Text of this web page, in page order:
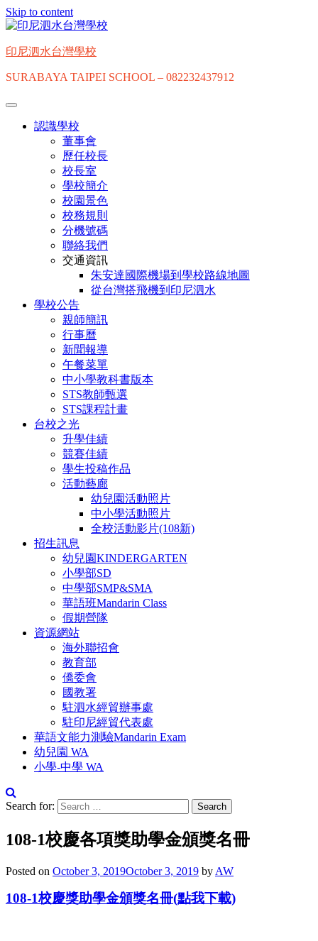
Skip to content
印尼泗水台灣學校
SURABAYA TAIPEI SCHOOL – 082232437912
認識學校
董事會
歷任校長
校長室
學校簡介
校園景色
校務規則
分機號碼
聯絡我們
交通資訊
朱安達國際機場到學校路線地圖
從台灣搭飛機到印尼泗水
學校公告
親師簡訊
行事曆
新聞報導
午餐菜單
中小學教科書版本
STS教師甄選
STS課程計畫
台校之光
升學佳績
競賽佳績
學生投稿作品
活動藝廊
幼兒園活動照片
中小學活動照片
全校活動影片(108新)
招生訊息
幼兒園KINDERGARTEN
小學部SD
中學部SMP&SMA
華語班Mandarin Class
假期營隊
資源網站
海外聯招會
教育部
僑委會
國教署
駐泗水經貿辦事處
駐印尼經貿代表處
華語文能力測驗Mandarin Exam
幼兒園 WA
小學-中學 WA
Search for:
108-1校慶各項獎助學金頒獎名冊
Posted on October 3, 2019October 3, 2019 by AW
108-1校慶獎助學金頒獎名冊(點我下載)